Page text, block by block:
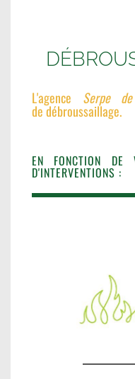
D
L'agence Serpe
de débroussaillage.
EN FONCTION DE
D'INTERVENTIONS :